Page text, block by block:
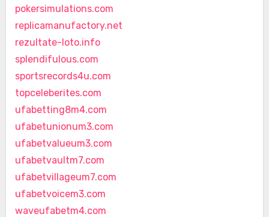
pokersimulations.com
replicamanufactory.net
rezultate-loto.info
splendifulous.com
sportsrecords4u.com
topceleberites.com
ufabetting8m4.com
ufabetunionum3.com
ufabetvalueum3.com
ufabetvaultm7.com
ufabetvillageum7.com
ufabetvoicem3.com
waveufabetm4.com